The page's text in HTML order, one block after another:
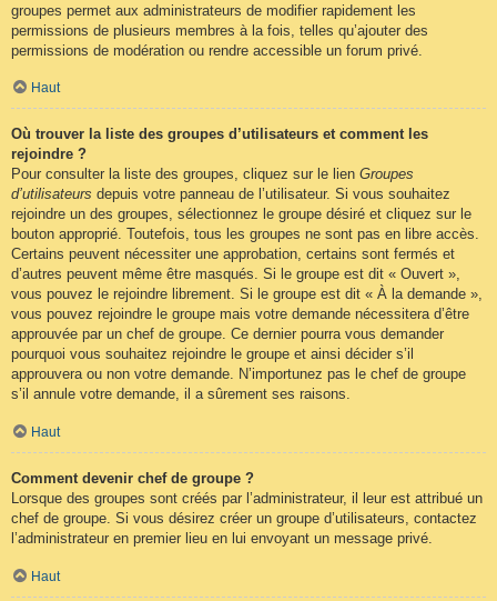
groupes permet aux administrateurs de modifier rapidement les
permissions de plusieurs membres à la fois, telles qu’ajouter des
permissions de modération ou rendre accessible un forum privé.
Haut
Où trouver la liste des groupes d’utilisateurs et comment les
rejoindre ?
Pour consulter la liste des groupes, cliquez sur le lien Groupes
d’utilisateurs depuis votre panneau de l’utilisateur. Si vous souhaitez
rejoindre un des groupes, sélectionnez le groupe désiré et cliquez sur le
bouton approprié. Toutefois, tous les groupes ne sont pas en libre accès.
Certains peuvent nécessiter une approbation, certains sont fermés et
d’autres peuvent même être masqués. Si le groupe est dit « Ouvert »,
vous pouvez le rejoindre librement. Si le groupe est dit « À la demande »,
vous pouvez rejoindre le groupe mais votre demande nécessitera d’être
approuvée par un chef de groupe. Ce dernier pourra vous demander
pourquoi vous souhaitez rejoindre le groupe et ainsi décider s’il
approuvera ou non votre demande. N’importunez pas le chef de groupe
s’il annule votre demande, il a sûrement ses raisons.
Haut
Comment devenir chef de groupe ?
Lorsque des groupes sont créés par l’administrateur, il leur est attribué un
chef de groupe. Si vous désirez créer un groupe d’utilisateurs, contactez
l’administrateur en premier lieu en lui envoyant un message privé.
Haut